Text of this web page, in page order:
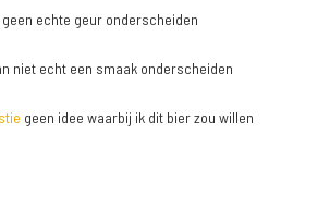
geen echte geur onderscheiden
niet echt een smaak onderscheiden
geen idee waarbij ik dit bier zou willen